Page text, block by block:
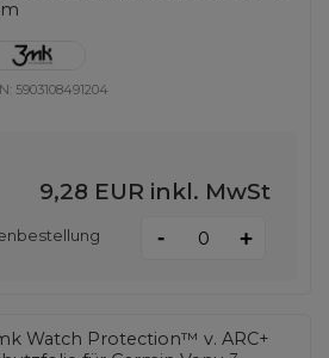
5903108491204
9,28 EUR inkl. MwSt
- +
Watch Protection™ v. ARC+